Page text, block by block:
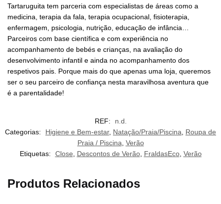
Tartaruguita tem parceria com especialistas de áreas como a
medicina, terapia da fala, terapia ocupacional, fisioterapia,
enfermagem, psicologia, nutrição, educação de infância…
Parceiros com base científica e com experiência no
acompanhamento de bebés e crianças, na avaliação do
desenvolvimento infantil e ainda no acompanhamento dos
respetivos pais. Porque mais do que apenas uma loja, queremos
ser o seu parceiro de confiança nesta maravilhosa aventura que
é a parentalidade!
REF:
n.d.
Categorias:
Higiene e Bem-estar, Natação/Praia/Piscina
Roupa de
Praia / Piscina Verão
Etiquetas:
Close Descontos de Verão, FraldasEco, Verão
Produtos Relacionados